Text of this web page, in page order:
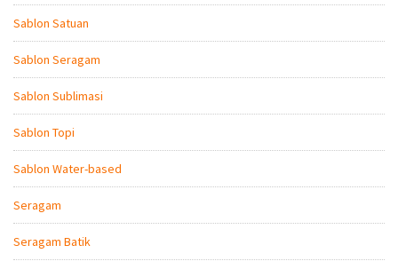
Sablon Satuan
Sablon Seragam
Sablon Sublimasi
Sablon Topi
Sablon Water-based
Seragam
Seragam Batik